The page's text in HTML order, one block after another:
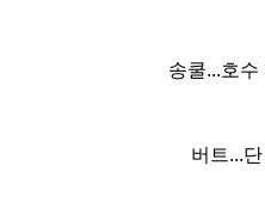
송쿨...호수
버트...